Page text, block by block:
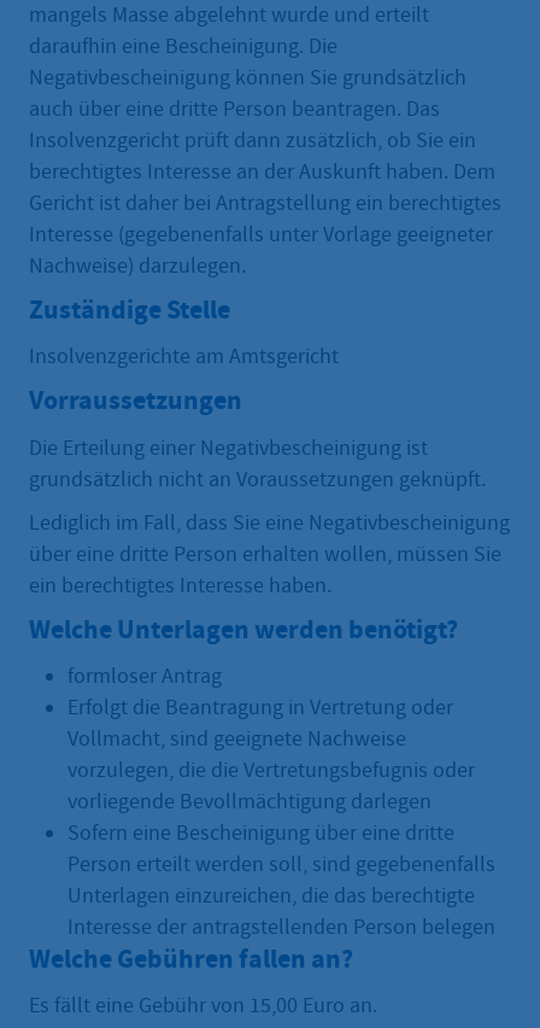
mangels Masse abgelehnt wurde und erteilt
daraufhin eine Bescheinigung. Die
Negativbescheinigung können Sie grundsätzlich
auch über eine dritte Person beantragen. Das
Insolvenzgericht prüft dann zusätzlich, ob Sie ein
berechtigtes Interesse an der Auskunft haben. Dem
Gericht ist daher bei Antragstellung ein berechtigtes
Interesse (gegebenenfalls unter Vorlage geeigneter
Nachweise) darzulegen.
Zuständige Stelle
Insolvenzgerichte am Amtsgericht
Vorraussetzungen
Die Erteilung einer Negativbescheinigung ist
grundsätzlich nicht an Voraussetzungen geknüpft.
Lediglich im Fall, dass Sie eine Negativbescheinigung
über eine dritte Person erhalten wollen, müssen Sie
ein berechtigtes Interesse haben.
Welche Unterlagen werden benötigt?
formloser Antrag
Erfolgt die Beantragung in Vertretung oder
Vollmacht, sind geeignete Nachweise
vorzulegen, die die Vertretungsbefugnis oder
vorliegende Bevollmächtigung darlegen
Sofern eine Bescheinigung über eine dritte
Person erteilt werden soll, sind gegebenenfalls
Unterlagen einzureichen, die das berechtigte
Interesse der antragstellenden Person belegen
Welche Gebühren fallen an?
Es fällt eine Gebühr von 15,00 Euro an.